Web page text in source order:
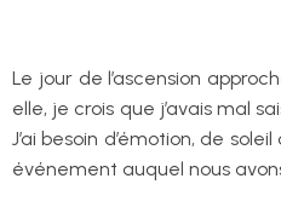
Le jour de l’ascension
elle, je crois que j’avais mal
J’ai besoin d’émotion, de
événement auquel nous